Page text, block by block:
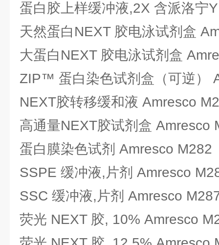
蛋白胶上样缓冲液,2X 含派洛宁
天然蛋白NEXT 胶电泳试剂盒
大蛋白NEXT 胶电泳试剂盒
ZIP™ 蛋白染色试剂盒（可逆）
NEXT胶转移缓和液 Amresco
高通量NEXT胶试剂盒 Amresco
蛋白膜染色试剂 Amresco M282
SSPE 缓冲液,片剂 Amresco
SSC 缓冲液,片剂 Amresco
荧光 NEXT 胶, 10% Amresco